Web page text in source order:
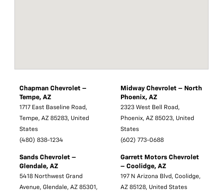
Chapman Chevrolet –
Tempe, AZ
1717 East Baseline Road,
Tempe, AZ 85283, United
States
(480) 838-1234
Sands Chevrolet –
Glendale, AZ
5418 Northwest Grand
Avenue, Glendale, AZ 85301,
Midway Chevrolet – North
Phoenix, AZ
2323 West Bell Road,
Phoenix, AZ 85023, United
States
(602) 773-0688
Garrett Motors Chevrolet
– Coolidge, AZ
197 N Arizona Blvd, Coolidge,
AZ 85128, United States